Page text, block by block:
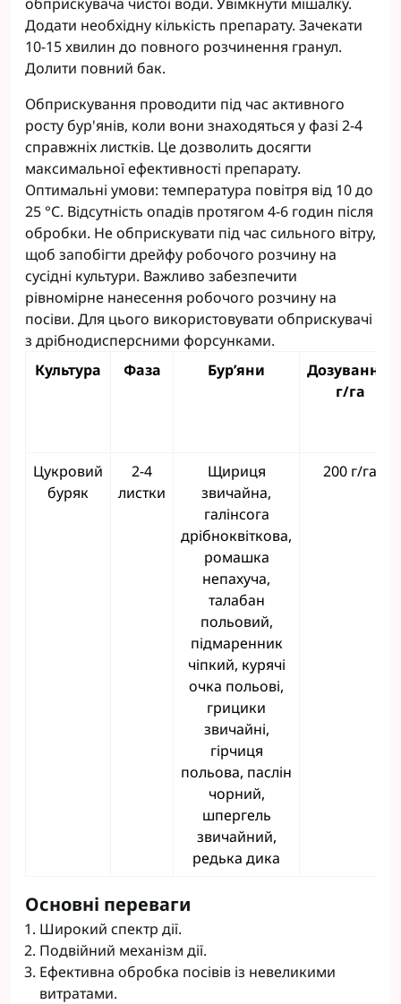
Додати необхідну кількість препарату. Зачекати
10-15 хвилин до повного розчинення гранул.
Долити повний бак.
Обприскування проводити під час активного
росту бур'янів, коли вони знаходяться у фазі 2-4
справжніх листків. Це дозволить досягти
максимальної ефективності препарату.
Оптимальні умови: температура повітря від 10 до
25 °С. Відсутність опадів протягом 4-6 годин після
обробки. Не обприскувати під час сильного вітру,
щоб запобігти дрейфу робочого розчину на
сусідні культури. Важливо забезпечити
рівномірне нанесення робочого розчину на
посіви. Для цього використовувати обприскувачі
з дрібнодисперсними форсунками.
Культура
Фаза Бур’яни
Дозування,
г/га
Цукровий
буряк
2-4
листки
Щириця
звичайна,
галінсога
дрібноквіткова,
ромашка
непахуча,
талабан
польовий,
підмаренник
чіпкий, курячі
очка польові,
грицики
звичайні,
гірчиця
польова, паслін
чорний,
шпергель
звичайний,
редька дика
200 г/га
Основні переваги
Широкий спектр дії.
Подвійний механізм дії.
Ефективна обробка посівів із невеликими
витратами.